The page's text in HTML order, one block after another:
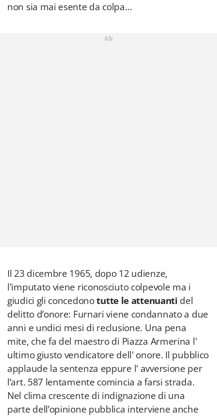
non sia mai esente da colpa…
Adv
Il 23 dicembre 1965, dopo 12 udienze,
l'imputato viene riconosciuto colpevole ma i
giudici gli concedonotutte le attenuanti del
delitto d’onore: Furnari viene condannato a due
anni e undici mesi di reclusione. Una pena
mite, che fa del maestro di Piazza Armerina l'
ultimo giusto vendicatore dell' onore. Il pubblico
applaude la sentenza eppure l' avversione per
l’art. 587 lentamente comincia a farsi strada.
Nel clima crescente di indignazione di una
parte dell’opinione pubblica interviene anche